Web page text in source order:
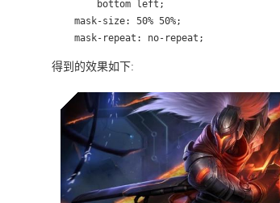
        bottom left;
    mask-size: 50% 50%;
    mask-repeat: no-repeat;
得到的效果如下: